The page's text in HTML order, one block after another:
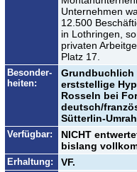
Unternehmen
12.500
in Lothringen,
privaten
Platz 17.
Besonder-
heiten:
Grundbuchlich
erststellige
Rosseln bei
deutsch/
Sütterlin-
Verfügbar:
NICHT
bislang
Erhaltung: VF.